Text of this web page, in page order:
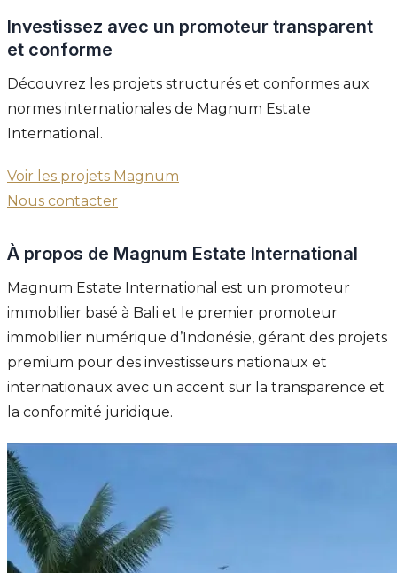
Investissez avec un promoteur transparent
et conforme
Découvrez les projets structurés et conformes aux
normes internationales de Magnum Estate
International.
Voir les projets Magnum
Nous contacter
À propos de Magnum Estate International
Magnum Estate International est un promoteur
immobilier basé à Bali et le premier promoteur
immobilier numérique d’Indonésie, gérant des projets
premium pour des investisseurs nationaux et
internationaux avec un accent sur la transparence et
la conformité juridique.